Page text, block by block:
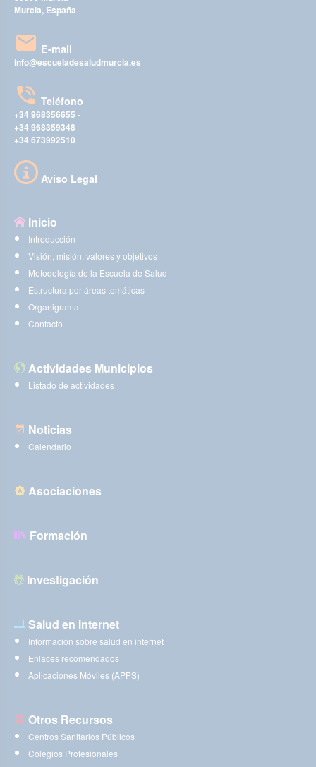
Murcia, España
E-mail
info@escueladesaludmurcia.es
Teléfono
+34 968356655 -
+34 968359348 -
+34 673992510
Aviso Legal
Inicio
Introducción
Visión, misión, valores y objetivos
Metodología de la Escuela de Salud
Estructura por áreas temáticas
Organigrama
Contacto
Actividades Municipios
Listado de actividades
Noticias
Calendario
Asociaciones
Formación
Investigación
Salud en Internet
Información sobre salud en internet
Enlaces recomendados
Aplicaciones Móviles (APPS)
Otros Recursos
Centros Sanitarios Públicos
Colegios Profesionales